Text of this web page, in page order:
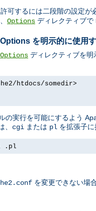
可するには二段階の設定が
Options ディレクティブで
を明示的に使用
Options ディレクティブを明
htdocs/somedir>
の実行を可能にするよう
、 cgi または pl を拡張子
.pl
を変更できない場